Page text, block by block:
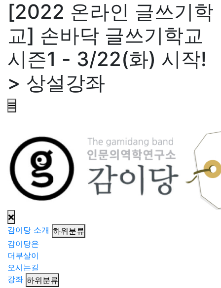
[2022 온라인 글쓰기학
교] 손바닥 글쓰기학교
시즌1 - 3/22(화) 시작!
> 상설강좌
감이당 소개 하위분류
감이당은
더부살이
오시는길
강좌 하위분류